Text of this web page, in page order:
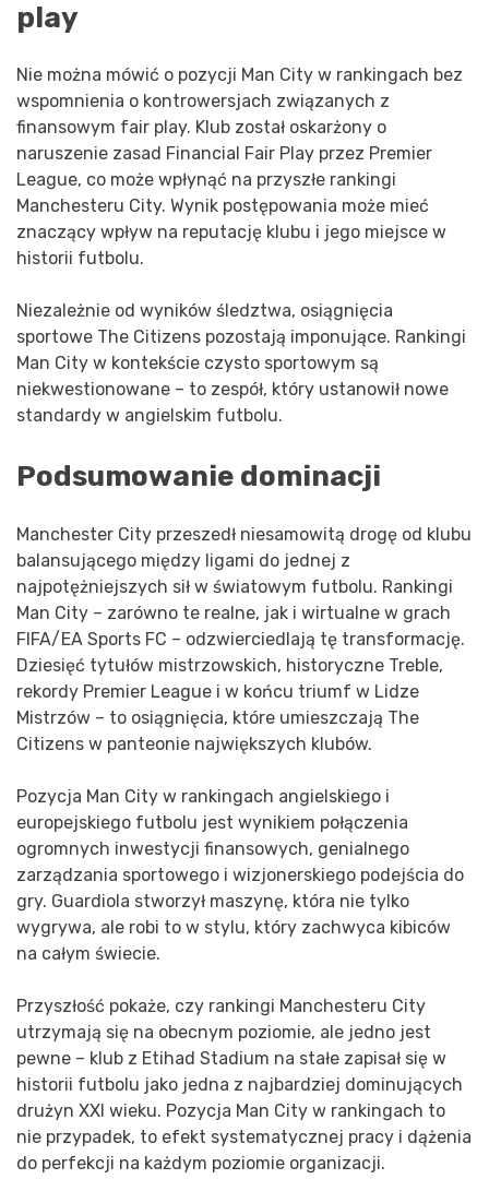
play
Nie można mówić o pozycji Man City w rankingach bez
wspomnienia o kontrowersjach związanych z
finansowym fair play. Klub został oskarżony o
naruszenie zasad Financial Fair Play przez Premier
League, co może wpłynąć na przyszłe rankingi
Manchesteru City. Wynik postępowania może mieć
znaczący wpływ na reputację klubu i jego miejsce w
historii futbolu.
Niezależnie od wyników śledztwa, osiągnięcia
sportowe The Citizens pozostają imponujące. Rankingi
Man City w kontekście czysto sportowym są
niekwestionowane – to zespół, który ustanowił nowe
standardy w angielskim futbolu.
Podsumowanie dominacji
Manchester City przeszedł niesamowitą drogę od klubu
balansującego między ligami do jednej z
najpotężniejszych sił w światowym futbolu. Rankingi
Man City – zarówno te realne, jak i wirtualne w grach
FIFA/EA Sports FC – odzwierciedlają tę transformację.
Dziesięć tytułów mistrzowskich, historyczne Treble,
rekordy Premier League i w końcu triumf w Lidze
Mistrzów – to osiągnięcia, które umieszczają The
Citizens w panteonie największych klubów.
Pozycja Man City w rankingach angielskiego i
europejskiego futbolu jest wynikiem połączenia
ogromnych inwestycji finansowych, genialnego
zarządzania sportowego i wizjonerskiego podejścia do
gry. Guardiola stworzył maszynę, która nie tylko
wygrywa, ale robi to w stylu, który zachwyca kibiców
na całym świecie.
Przyszłość pokaże, czy rankingi Manchesteru City
utrzymają się na obecnym poziomie, ale jedno jest
pewne – klub z Etihad Stadium na stałe zapisał się w
historii futbolu jako jedna z najbardziej dominujących
drużyn XXI wieku. Pozycja Man City w rankingach to
nie przypadek, to efekt systematycznej pracy i dążenia
do perfekcji na każdym poziomie organizacji.